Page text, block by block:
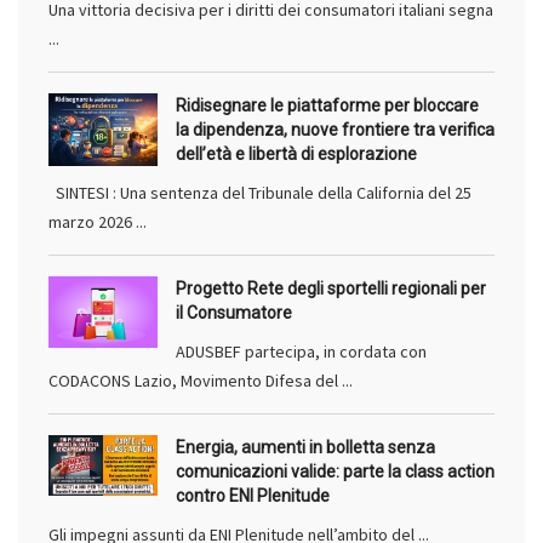
Una vittoria decisiva per i diritti dei consumatori italiani segna
...
Ridisegnare le piattaforme per bloccare
la dipendenza, nuove frontiere tra verifica
dell’età e libertà di esplorazione
SINTESI : Una sentenza del Tribunale della California del 25
marzo 2026 ...
Progetto Rete degli sportelli regionali per
il Consumatore
ADUSBEF partecipa, in cordata con
CODACONS Lazio, Movimento Difesa del ...
Energia, aumenti in bolletta senza
comunicazioni valide: parte la class action
contro ENI Plenitude
Gli impegni assunti da ENI Plenitude nell’ambito del ...